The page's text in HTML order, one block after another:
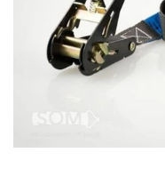
Haak
Ratel